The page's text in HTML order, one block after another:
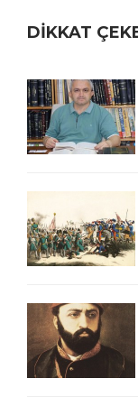
DİKKAT